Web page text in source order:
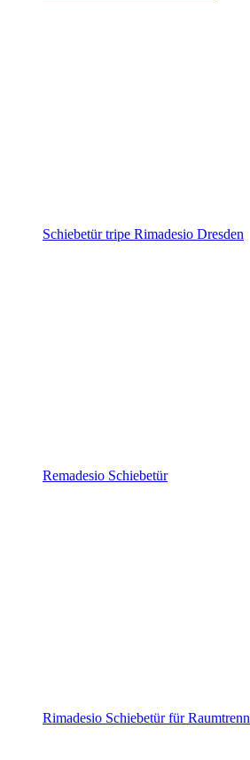
Schiebetür tripe Rimadesio Dresden
Remadesio Schiebetür
Rimadesio Schiebetür für